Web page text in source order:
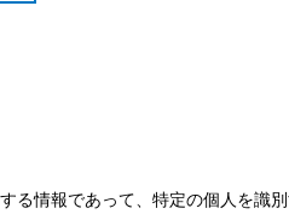
る情報であって、特定の個人を識